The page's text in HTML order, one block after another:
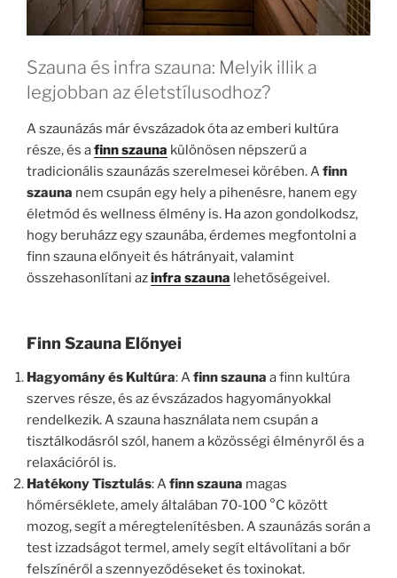
Szauna és infra szauna: Melyik illik a
legjobban az életstílusodhoz?
A szaunázás már évszázadok óta az emberi kultúra
része, és afinn szauna különösen népszerű a
tradicionális szaunázás szerelmesei körében. Afinn
szauna nem csupán egy hely a pihenésre, hanem egy
életmód és wellness élmény is. Ha azon gondolkodsz,
hogy beruházz egy szaunába, érdemes megfontolni a
finn szauna előnyeit és hátrányait, valamint
összehasonlítani azinfra szauna lehetőségeivel.
Finn Szauna Előnyei
Hagyomány és Kultúra: Afinn szauna a finn kultúra
szerves része, és az évszázados hagyományokkal
rendelkezik. A szauna használata nem csupán a
tisztálkodásról szól, hanem a közösségi élményről és a
relaxációról is.
Hatékony Tisztulás: Afinn szauna magas
hőmérséklete, amely általában 70-100 °C között
mozog, segít a méregtelenítésben. A szaunázás során a
test izzadságot termel, amely segít eltávolítani a bőr
felszínéről a szennyeződéseket és toxinokat.